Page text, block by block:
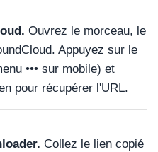
Ouvrez le morceau, le
Appuyez sur le
••• sur mobile) et
pour récupérer l'URL.
Collez le lien copié